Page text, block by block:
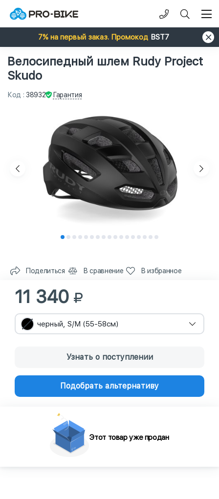
7% на первый заказ. Промокод BST7
Велосипедный шлем Rudy Project
Skudo
Код : 38932 Гарантия
Поделиться В сравнение В избранное
11 340
черный, S/M (55-58см)
Узнать о поступлении
Подобрать альтернативу
Этот товар уже продан